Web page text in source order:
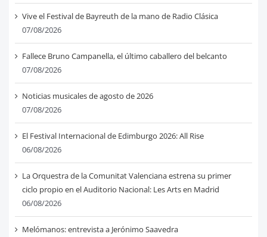
Vive el Festival de Bayreuth de la mano de Radio Clásica
07/08/2026
Fallece Bruno Campanella, el último caballero del belcanto
07/08/2026
Noticias musicales de agosto de 2026
07/08/2026
El Festival Internacional de Edimburgo 2026: All Rise
06/08/2026
La Orquestra de la Comunitat Valenciana estrena su primer
ciclo propio en el Auditorio Nacional: Les Arts en Madrid
06/08/2026
Melómanos: entrevista a Jerónimo Saavedra